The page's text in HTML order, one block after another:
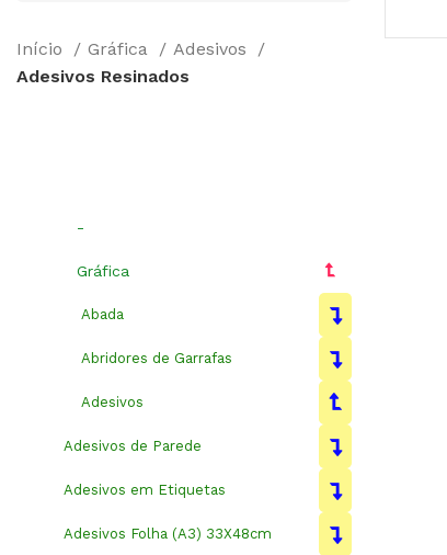
Início Gráfica
Adesivos
Adesivos Resinados
-
Gráfica
Abada
Abridores de Garrafas
Adesivos
Adesivos de Parede
Adesivos em Etiquetas
Adesivos Folha (A3) 33X48cm